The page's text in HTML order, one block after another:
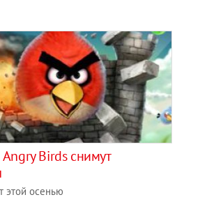
Birds снимут
этой осенью